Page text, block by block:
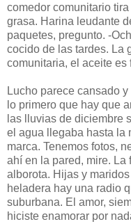
comedor comunitario
grasa. Harina leudante
paquetes, pregunto. -
cocido de las tardes. La
comunitaria, el aceite es
Lucho parece cansado
lo primero que hay que
las lluvias de diciembre
el agua llegaba hasta la
marca. Tenemos fotos,
ahí en la pared, mire.
alborota. Hijas y
heladera hay una radio
suburbana. El amor,
hiciste enamorar por